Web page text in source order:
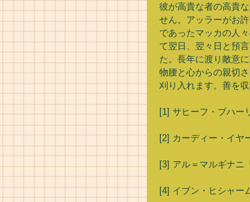
彼が高貴な者の高貴
せん。アッラーがお
であったマッカの人
て翌日、翌々日と預
た。長年に渡り敵意
物腰と心からの親切
刈り入れます。善を
[1] サヒーフ・ブハー
[2] カーディー・イヤ
[3] アル＝マルギナニ
[4] イブン・ヒシャー